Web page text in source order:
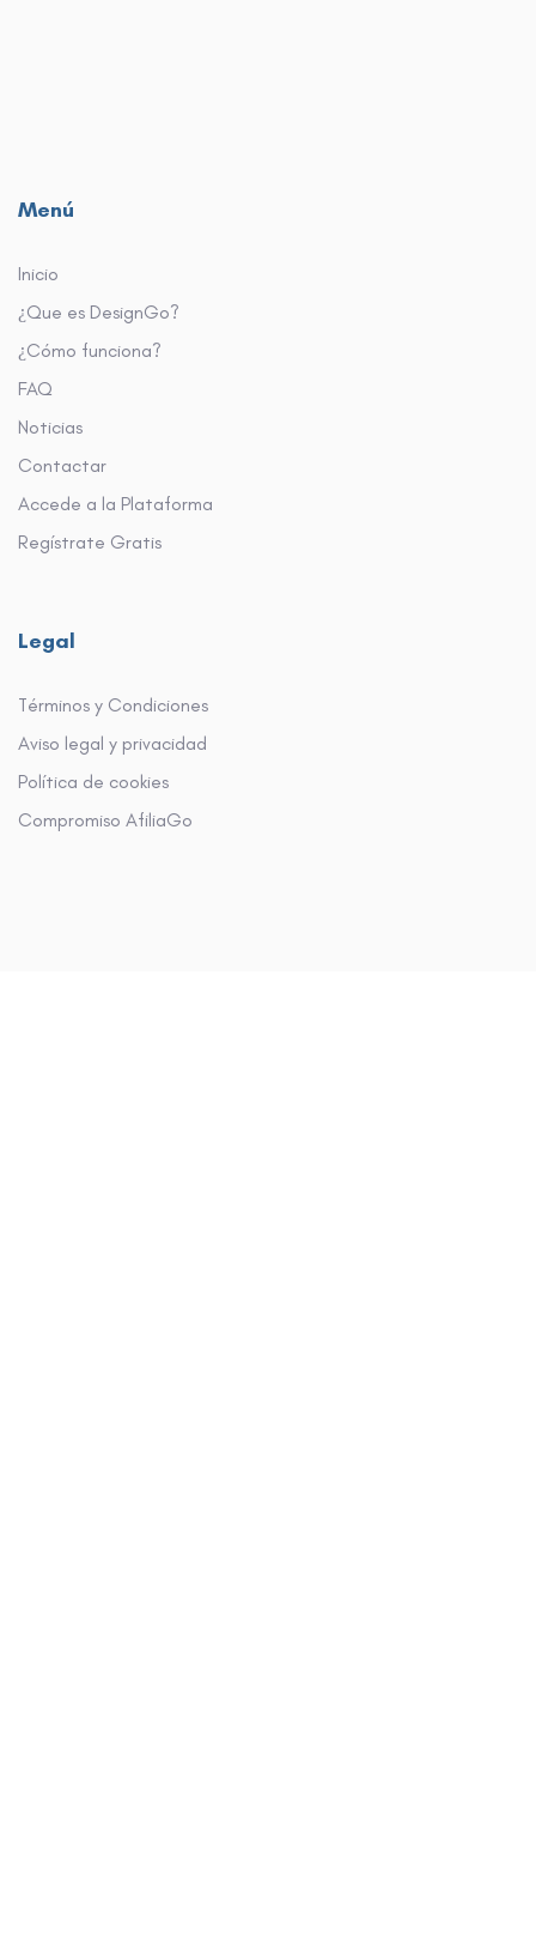
Menú
Inicio
¿Que es DesignGo?
¿Cómo funciona?
FAQ
Noticias
Contactar
Accede a la Plataforma
Regístrate Gratis
Legal
Términos y Condiciones
Aviso legal y privacidad
Política de cookies
Compromiso AfiliaGo